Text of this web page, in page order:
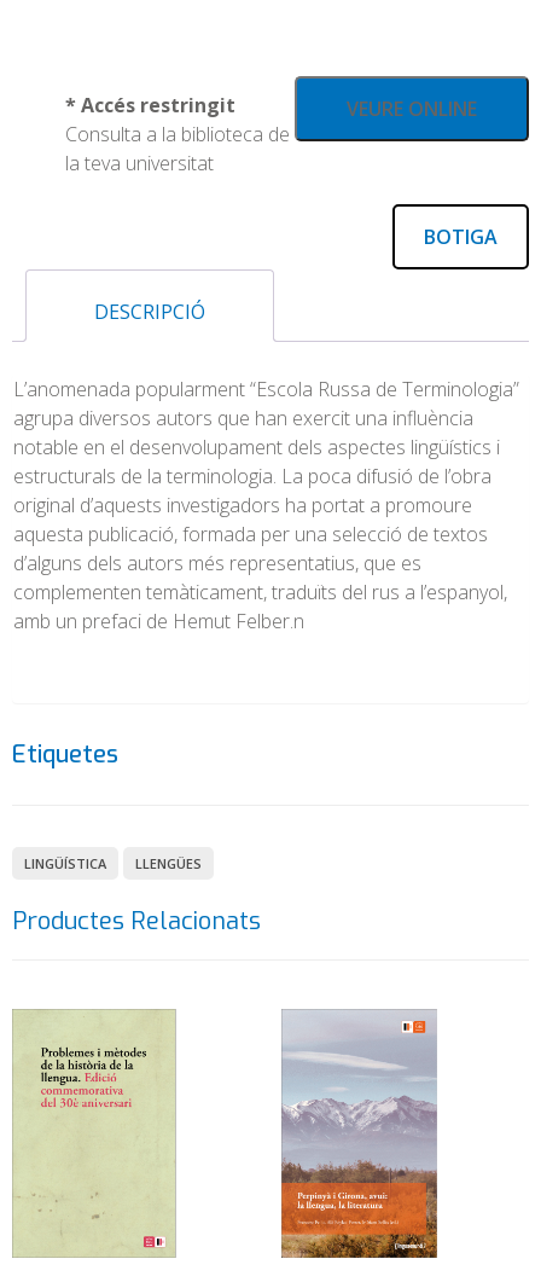
VEURE ONLINE
* Accés restringit
Consulta a la biblioteca de
la teva universitat
BOTIGA
DESCRIPCIÓ
L’anomenada popularment “Escola Russa de Terminologia”
agrupa diversos autors que han exercit una influència
notable en el desenvolupament dels aspectes lingüístics i
estructurals de la terminologia. La poca difusió de l’obra
original d’aquests investigadors ha portat a promoure
aquesta publicació, formada per una selecció de textos
d’alguns dels autors més representatius, que es
complementen temàticament, traduïts del rus a l’espanyol,
amb un prefaci de Hemut Felber.n
Etiquetes
LINGÜÍSTICA LLENGÜES
Productes Relacionats